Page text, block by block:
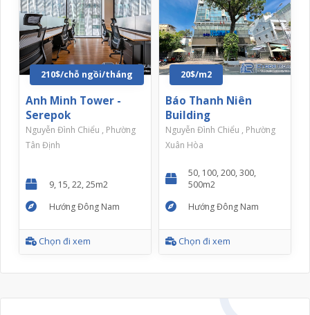
210$/chỗ ngồi/tháng
Anh Minh Tower -
Serepok
Nguyễn Đình Chiểu , Phường
Tân Định
9, 15, 22, 25m2
Hướng Đông Nam
Chọn đi xem
20$/m2
Báo Thanh Niên
Building
Nguyễn Đình Chiểu , Phường
Xuân Hòa
50, 100, 200, 300,
500m2
Hướng Đông Nam
Chọn đi xem